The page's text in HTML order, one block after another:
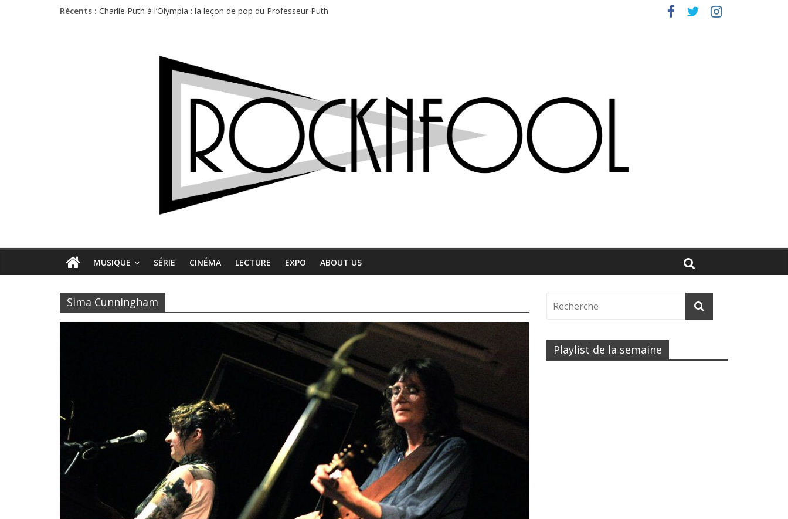
Récents : Charlie Puth à l’Olympia : la leçon de pop du Professeur Puth
Première édition du Midgard Festival : entre bière, métal et tatouages
MUSIQUE SÉRIE CINÉMA LECTURE EXPO ABOUT US
Sima Cunningham
Playlist de la semaine